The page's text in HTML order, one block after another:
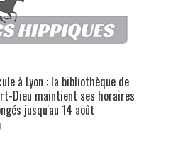
à Lyon : la bibliothèque de
Dieu maintient ses horaires
jusqu'au 14 août